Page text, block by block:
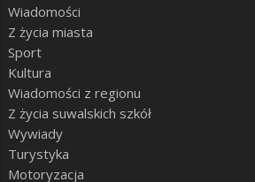
Wiadomości
Z życia miasta
Sport
Kultura
Wiadomości z regionu
Z życia suwalskich szkół
Wywiady
Turystyka
Motoryzacja